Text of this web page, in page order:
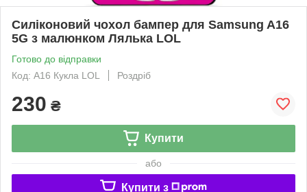
Силіконовий чохол бампер для Samsung A16
5G з малюнком Лялька LOL
Готово до відправки
Код: A16 Кукла LOL
Роздріб
230 ₴
Купити
або
Купити з